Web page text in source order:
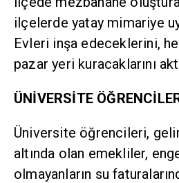
ilçelerde yatay mimariye
Evleri inşa edeceklerini,
pazar yeri kuracaklarını
ÜNİVERSİTE
Üniversite öğrencileri,
altında olan emekliler,
olmayanların su